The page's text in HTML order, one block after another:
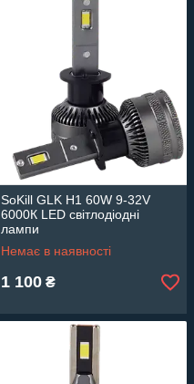
SoKill GLK H1 60W 9-32V
6000К LED світлодіодні
лампи
Немає в наявності
1 100 ₴